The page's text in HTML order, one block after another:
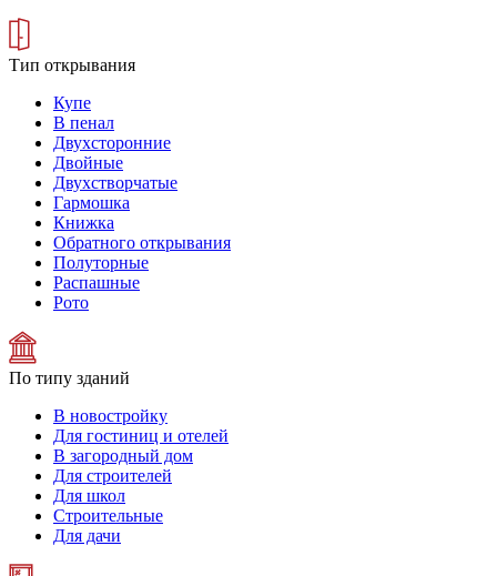
Тип открывания
Купе
В пенал
Двухсторонние
Двойные
Двухстворчатые
Гармошка
Книжка
Обратного открывания
Полуторные
Распашные
Рото
По типу зданий
В новостройку
Для гостиниц и отелей
В загородный дом
Для строителей
Для школ
Строительные
Для дачи